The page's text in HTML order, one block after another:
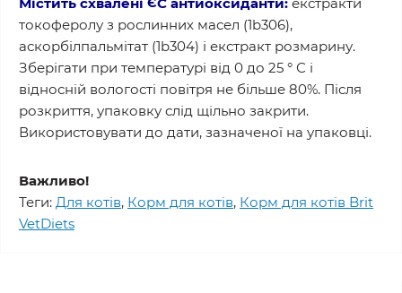
токоферолу з рослинних масел (1b306),
аскорбілпальмітат (1b304) і екстракт розмарину.
Зберігати при температурі від 0 до 25 ° С і
відносній вологості повітря не більше 80%. Після
розкриття, упаковку слід щільно закрити.
Використовувати до дати, зазначеної на упаковці.
Важливо!
Теги: Для котів, Корм для котів, Корм для котів Brit
VetDiets